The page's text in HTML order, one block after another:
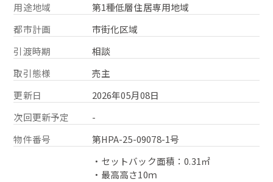
用途地域
第1種低層住居専用地域
都市計画
市街化区域
引渡時期
相談
取引態様
売主
更新日
2026年05月08日
次回更新予定
-
物件番号
第HPA-25-09078-1号
・セットバック面積：0.31㎡
・最高高さ10ｍ